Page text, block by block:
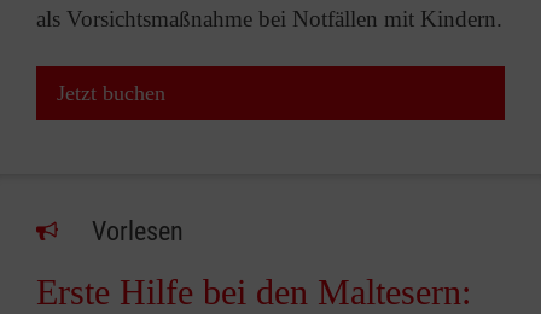
als Vorsichtsmaßnahme bei Notfällen mit Kindern.
Jetzt buchen
Vorlesen
Erste Hilfe bei den Maltesern: